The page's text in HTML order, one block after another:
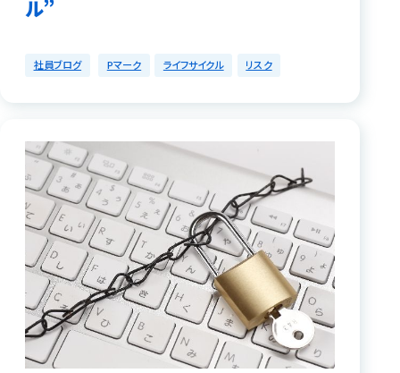
ル”
社員ブログ Pマーク ライフサイクル リスク